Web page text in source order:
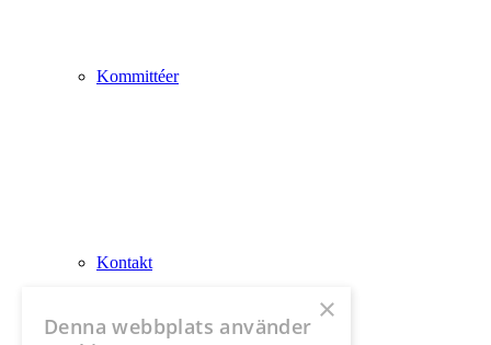
Kommittéer
Kontakt
×
Denna webbplats använder